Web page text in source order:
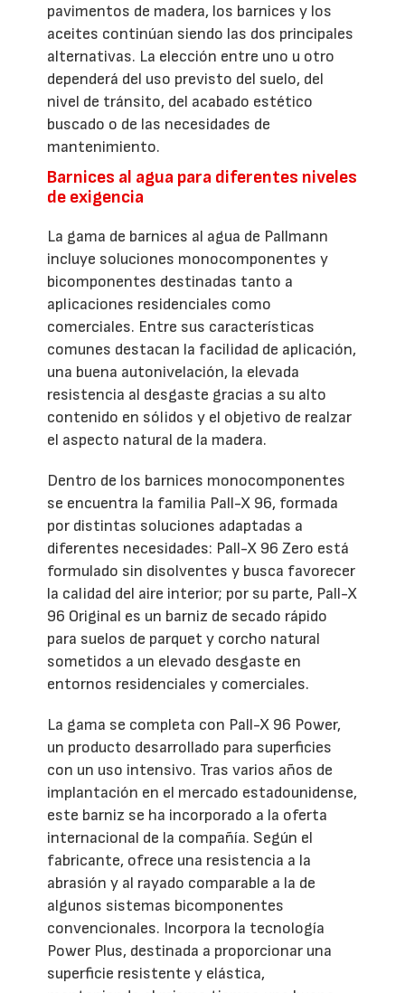
pavimentos de madera, los barnices y los
aceites continúan siendo las dos principales
alternativas. La elección entre uno u otro
dependerá del uso previsto del suelo, del
nivel de tránsito, del acabado estético
buscado o de las necesidades de
mantenimiento.
Barnices al agua para diferentes niveles
de exigencia
La gama de barnices al agua de Pallmann
incluye soluciones monocomponentes y
bicomponentes destinadas tanto a
aplicaciones residenciales como
comerciales. Entre sus características
comunes destacan la facilidad de aplicación,
una buena autonivelación, la elevada
resistencia al desgaste gracias a su alto
contenido en sólidos y el objetivo de realzar
el aspecto natural de la madera.
Dentro de los barnices monocomponentes
se encuentra la familia Pall-X 96, formada
por distintas soluciones adaptadas a
diferentes necesidades: Pall-X 96 Zero está
formulado sin disolventes y busca favorecer
la calidad del aire interior; por su parte, Pall-X
96 Original es un barniz de secado rápido
para suelos de parquet y corcho natural
sometidos a un elevado desgaste en
entornos residenciales y comerciales.
La gama se completa con Pall-X 96 Power,
un producto desarrollado para superficies
con un uso intensivo. Tras varios años de
implantación en el mercado estadounidense,
este barniz se ha incorporado a la oferta
internacional de la compañía. Según el
fabricante, ofrece una resistencia a la
abrasión y al rayado comparable a la de
algunos sistemas bicomponentes
convencionales. Incorpora la tecnología
Power Plus, destinada a proporcionar una
superficie resistente y elástica,